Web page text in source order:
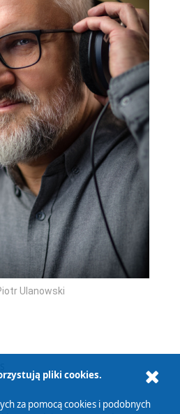
Ulanowski
pliki cookies.
za pomocą cookies i podobnych